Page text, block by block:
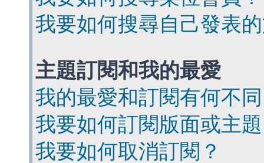
我要如何搜尋自己發表
主題訂閱和我的最愛
我的最愛和訂閱有何不
我要如何訂閱版面或主
我要如何取消訂閱？